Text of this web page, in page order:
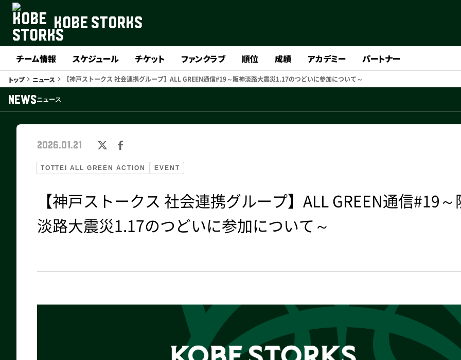
KOBE STORKS
チーム情報 スケジュール チケット ファンクラブ 順位 成績 アカデミー パートナー
トップkeyboard_arrow_right ニュース keyboard_arrow_right 【神戸ストークス 社会連携グループ】ALL GREEN通信#19～阪神淡路大震災1.17のつどいに参加について～
NEWSニュース
TOTTEI ALL GREEN ACTION EVENT
2026.01.21
【神戸ストークス 社会連携グループ】ALL GREEN通信#19
淡路大震災1.17のつどいに参加について～